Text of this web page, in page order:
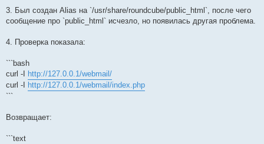
3. Был создан Alias на `/usr/share/roundcube/public_html`, после чего
сообщение про `public_html` исчезло, но появилась другая проблема.
4. Проверка показала:
```bash
curl -I
http://127.0.0.1/webmail/
curl -I
http://127.0.0.1/webmail/index.php
```
Возвращает:
```text